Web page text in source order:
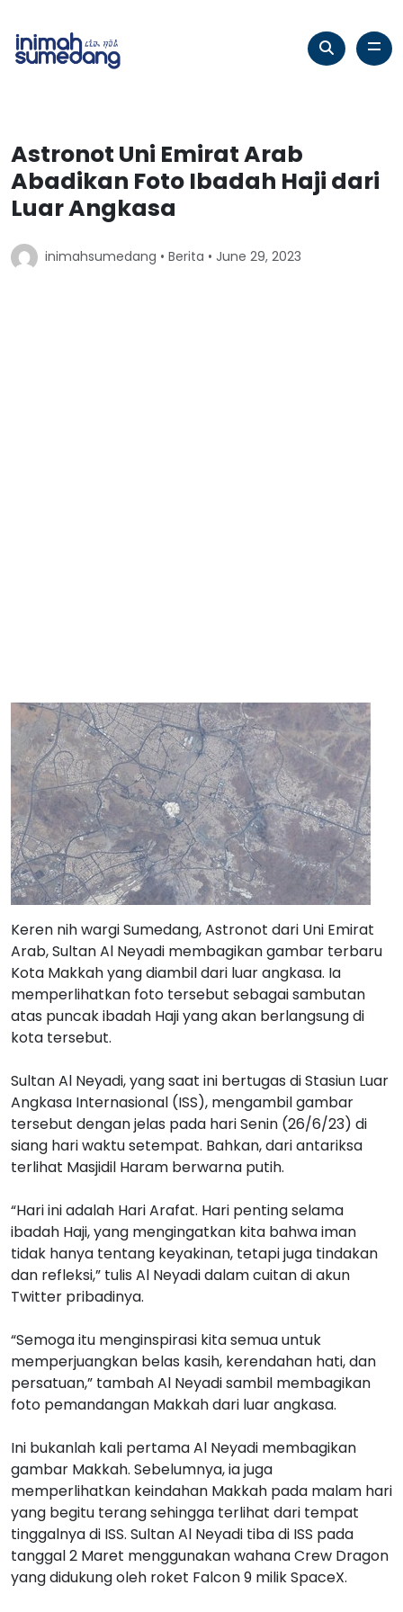
Astronot Uni Emirat Arab
Abadikan Foto Ibadah Haji dari
Luar Angkasa
inimahsumedang • Berita • June 29, 2023
Keren nih wargi Sumedang, Astronot dari Uni Emirat
Arab, Sultan Al Neyadi membagikan gambar terbaru
Kota Makkah yang diambil dari luar angkasa. Ia
memperlihatkan foto tersebut sebagai sambutan
atas puncak ibadah Haji yang akan berlangsung di
kota tersebut.
Sultan Al Neyadi, yang saat ini bertugas di Stasiun Luar
Angkasa Internasional (ISS), mengambil gambar
tersebut dengan jelas pada hari Senin (26/6/23) di
siang hari waktu setempat. Bahkan, dari antariksa
terlihat Masjidil Haram berwarna putih.
“Hari ini adalah Hari Arafat. Hari penting selama
ibadah Haji, yang mengingatkan kita bahwa iman
tidak hanya tentang keyakinan, tetapi juga tindakan
dan refleksi,” tulis Al Neyadi dalam cuitan di akun
Twitter pribadinya.
“Semoga itu menginspirasi kita semua untuk
memperjuangkan belas kasih, kerendahan hati, dan
persatuan,” tambah Al Neyadi sambil membagikan
foto pemandangan Makkah dari luar angkasa.
Ini bukanlah kali pertama Al Neyadi membagikan
gambar Makkah. Sebelumnya, ia juga
memperlihatkan keindahan Makkah pada malam hari
yang begitu terang sehingga terlihat dari tempat
tinggalnya di ISS. Sultan Al Neyadi tiba di ISS pada
tanggal 2 Maret menggunakan wahana Crew Dragon
yang didukung oleh roket Falcon 9 milik SpaceX.